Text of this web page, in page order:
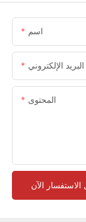
اسم
البريد الإلكتروني
المحتوى
الاستفسار الآن